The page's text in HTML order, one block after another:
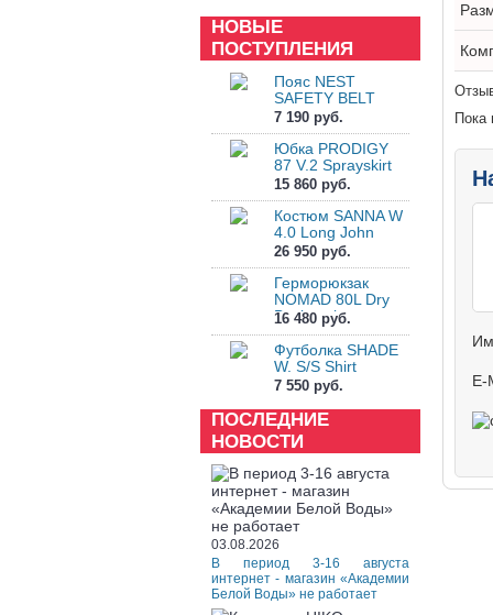
НОВЫЕ
ПОСТУПЛЕНИЯ
Пояс NEST
SAFETY BELT
7 190 руб.
Юбка PRODIGY
87 V.2 Sprayskirt
15 860 руб.
Костюм SANNA W
4.0 Long John
26 950 руб.
Герморюкзак
NOMAD 80L Dry
Backpack
16 480 руб.
Футболка SHADE
W. S/S Shirt
7 550 руб.
ПОСЛЕДНИЕ
НОВОСТИ
03.08.2026
В период 3-16 августа
интернет - магазин «Академии
Белой Воды» не работает
Пока
E-